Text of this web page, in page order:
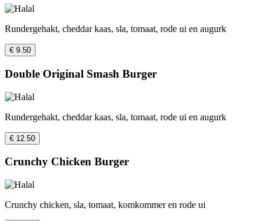
Rundergehakt, cheddar kaas, sla, tomaat, rode ui en augurk
€ 9.50
Double Original Smash Burger
Rundergehakt, cheddar kaas, sla, tomaat, rode ui en augurk
€ 12.50
Crunchy Chicken Burger
Crunchy chicken, sla, tomaat, komkommer en rode ui